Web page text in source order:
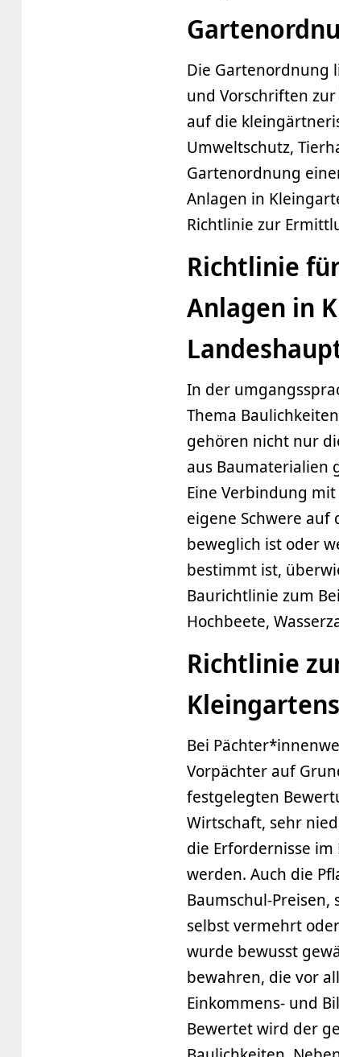
Die Gartenordnung
und Vorschriften
auf die
Umweltschutz,
Gartenordnung
Anlagen in
Richtlinie zur
Richtlinie
Anlagen in
In der
Thema
gehören nicht nur
aus Baumaterialien
Eine Verbindung
eigene Schwere
beweglich ist oder
bestimmt ist,
Baurichtlinie zum
Hochbeete,
Richtlinie
Bei
Vorpächter auf
festgelegten
Wirtschaft, sehr
die Erfordernisse
werden. Auch die
Baumschul-
selbst vermehrt
wurde bewusst
bewahren, die vor
Einkommens- und
Bewertet wird der